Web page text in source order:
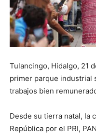
Tulancingo, Hidalgo, 21
primer parque industrial
trabajos bien
Desde su tierra natal, la
República por el PRI,